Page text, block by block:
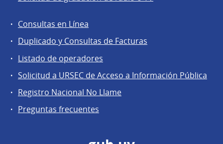
Agentes
regulados
Consultas en Línea
Duplicado y Consultas de Facturas
Listado de operadores
Solicitud a URSEC de Acceso a Información Pública
Registro Nacional No Llame
Preguntas frecuentes